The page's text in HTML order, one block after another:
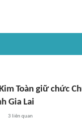
Toàn giữ chức
Gia Lai
3 liên quan